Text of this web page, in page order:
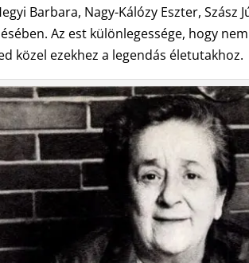
Barbara, Nagy-Kálózy Eszter, Szász
Az est különlegessége, hogy
közel ezekhez a legendás életutakhoz.